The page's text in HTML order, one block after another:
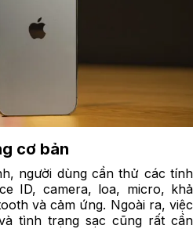
cơ bản
người dùng cần thử các tính
ID, camera, loa, micro, khả
và cảm ứng. Ngoài ra, việc
tình trạng sạc cũng rất cần